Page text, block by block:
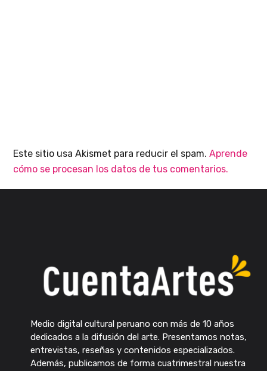
Este sitio usa Akismet para reducir el spam.Aprende
cómo se procesan los datos de tus comentarios.
Medio digital cultural peruano con más de 10 años
dedicados a la difusión del arte. Presentamos notas,
entrevistas, reseñas y contenidos especializados.
Además, publicamos de forma cuatrimestral nuestra